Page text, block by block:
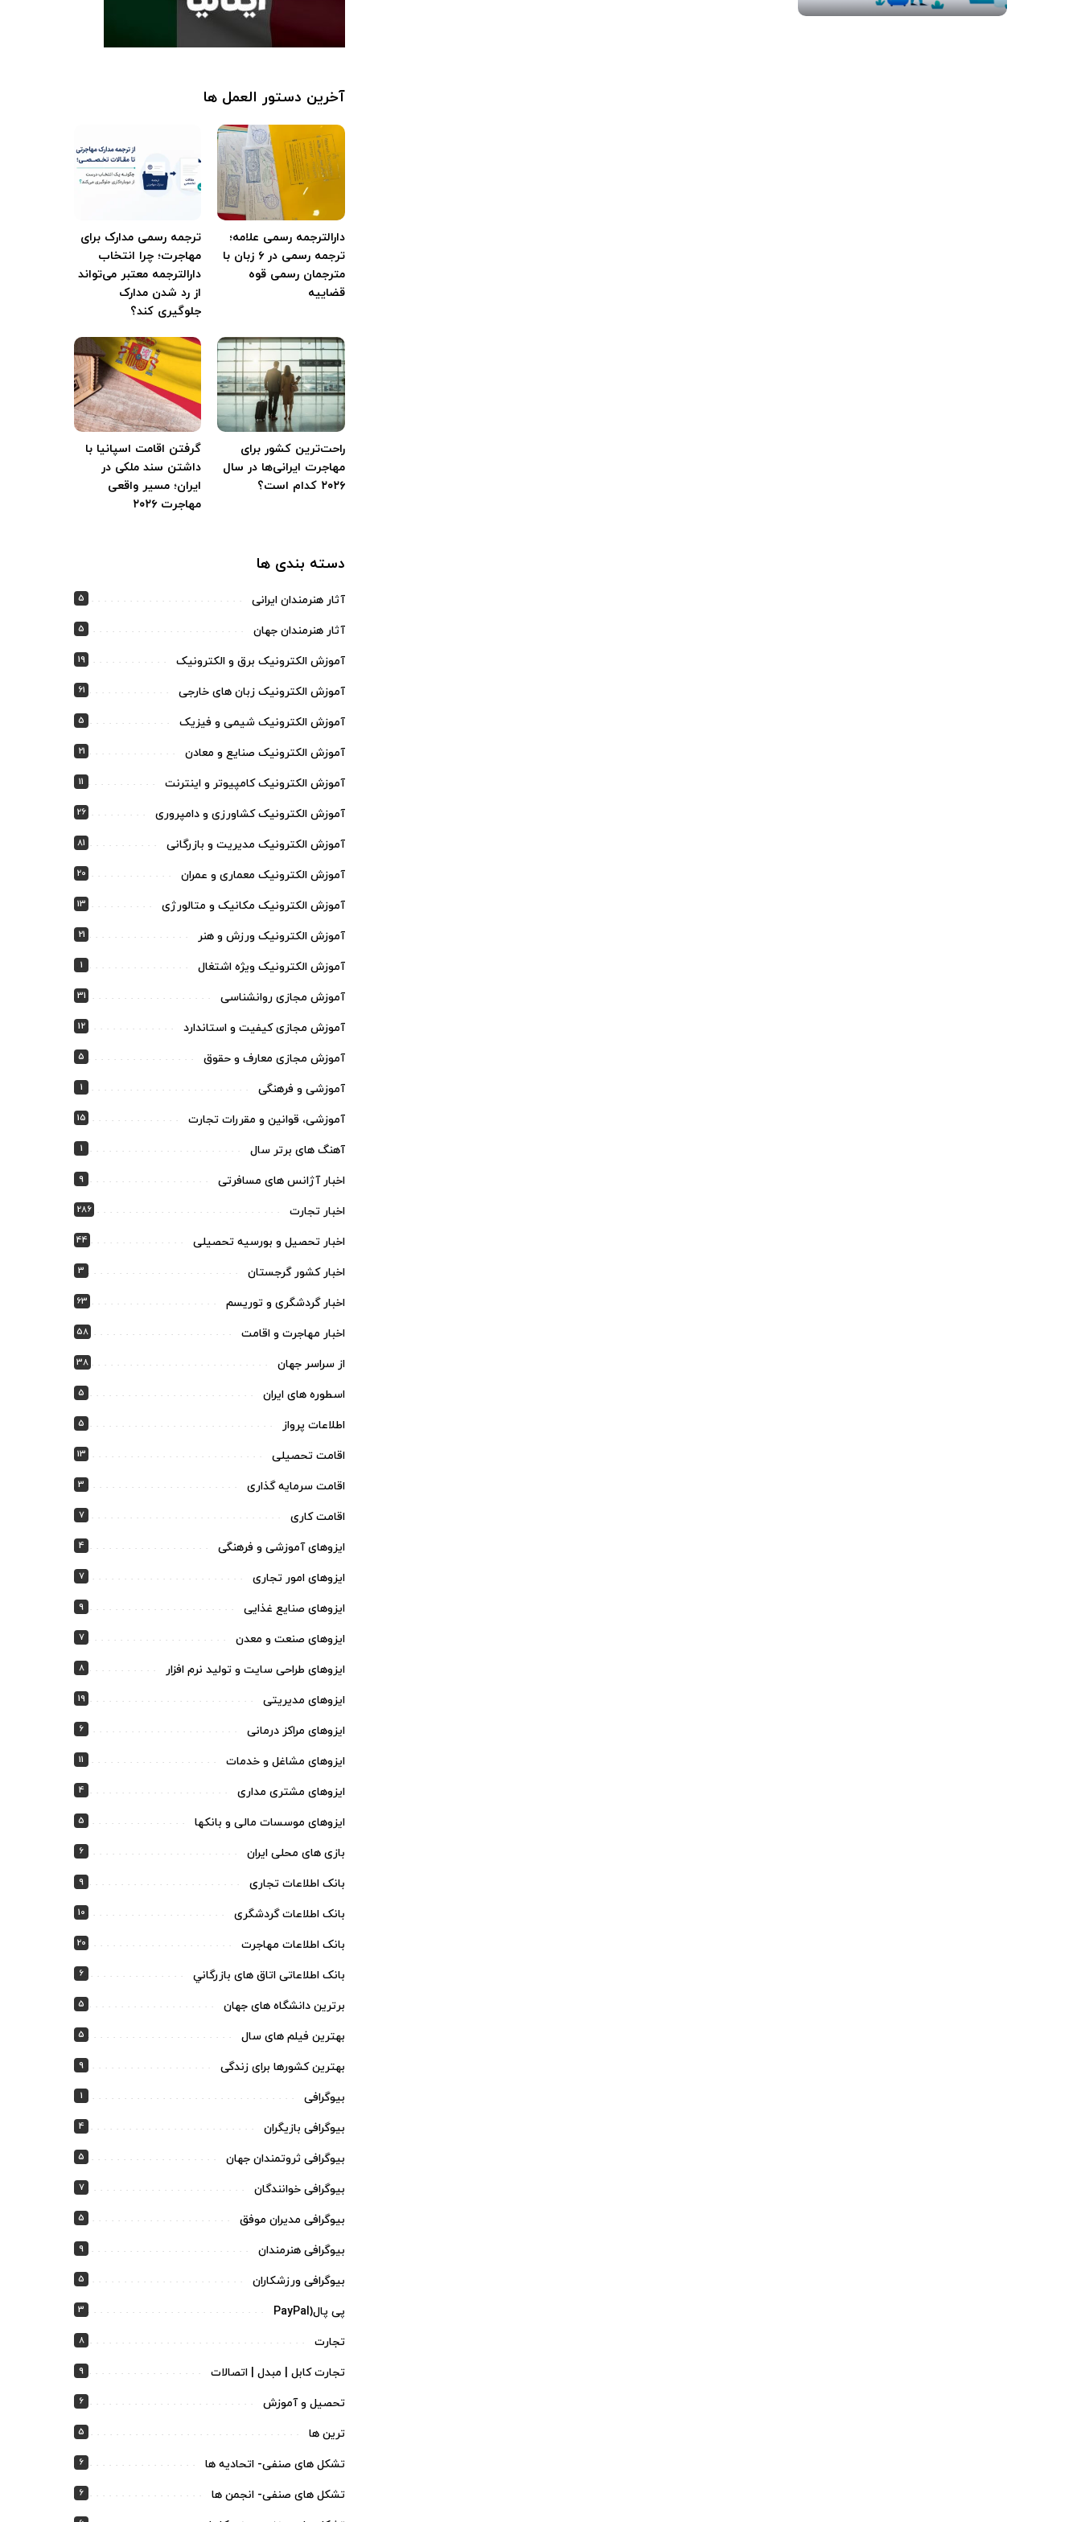
آخرین دستور العمل ها
دارالترجمه رسمی علامه؛
ترجمه رسمی در ۶ زبان با
مترجمان رسمی قوه
قضاییه
ترجمه رسمی مدارک برای
مهاجرت؛ چرا انتخاب
دارالترجمه معتبر می‌تواند
از رد شدن مدارک
جلوگیری کند؟
راحت‌ترین کشور برای
مهاجرت ایرانی‌ها در سال
۲۰۲۶ کدام است؟
گرفتن اقامت اسپانیا با
داشتن سند ملکی در
ایران؛ مسیر واقعی
مهاجرت ۲۰۲۶
دسته بندی ها
آثار هنرمندان ایرانی 5
آثار هنرمندان جهان 5
آموزش الکترونیک برق و الکترونیک 19
آموزش الکترونیک زبان های خارجی 61
آموزش الکترونیک شیمی و فیزیک 5
آموزش الکترونیک صنایع و معادن 21
آموزش الکترونیک کامپیوتر و اینترنت 11
آموزش الکترونیک کشاورزی و دامپروری 26
آموزش الکترونیک مدیریت و بازرگانی 81
آموزش الکترونیک معماری و عمران 20
آموزش الکترونیک مکانیک و متالورژی 13
آموزش الکترونیک ورزش و هنر 21
آموزش الکترونیک ویژه اشتغال 1
آموزش مجازی روانشناسی 31
آموزش مجازی کیفیت و استاندارد 12
آموزش مجازی معارف و حقوق 5
آموزشی و فرهنگی 1
آموزشی، قوانین و مقررات تجارت 15
آهنگ های برتر سال 1
اخبار آژانس های مسافرتی 9
اخبار تجارت 286
اخبار تحصیل و بورسیه تحصیلی 44
اخبار کشور گرجستان 3
اخبار گردشگری و توریسم 63
اخبار مهاجرت و اقامت 58
از سراسر جهان 38
اسطوره های ایران 5
اطلاعات پرواز 5
اقامت تحصیلی 13
اقامت سرمایه گذاری 3
اقامت کاری 7
ایزوهای آموزشی و فرهنگی 4
ایزوهای امور تجاری 7
ایزوهای صنایع غذایی 9
ایزوهای صنعت و معدن 7
ایزوهای طراحی سایت و تولید نرم افزار 8
ایزوهای مدیریتی 19
ایزوهای مراکز درمانی 6
ایزوهای مشاغل و خدمات 11
ایزوهای مشتری مداری 4
ایزوهای موسسات مالی و بانکها 5
بازی های محلی ایران 6
بانک اطلاعات تجاری 9
بانک اطلاعات گردشگری 10
بانک اطلاعات مهاجرت 20
بانک اطلاعاتی اتاق های بازرگاني 6
برترین دانشگاه های جهان 5
بهترین فیلم های سال 5
بهترین کشورها برای زندگی 9
بیوگرافی 1
بیوگرافی بازیگران 4
بیوگرافی ثروتمندان جهان 5
بیوگرافی خوانندگان 7
بیوگرافی مدیران موفق 5
بیوگرافی هنرمندان 9
بیوگرافی ورزشکاران 5
پی پال(PayPal 3
تجارت 8
تجارت کابل | مبدل | اتصالات 9
تحصیل و آموزش 6
ترین ها 5
تشکل های صنفی- اتحادیه ها 6
تشکل های صنفی- انجمن ها 6